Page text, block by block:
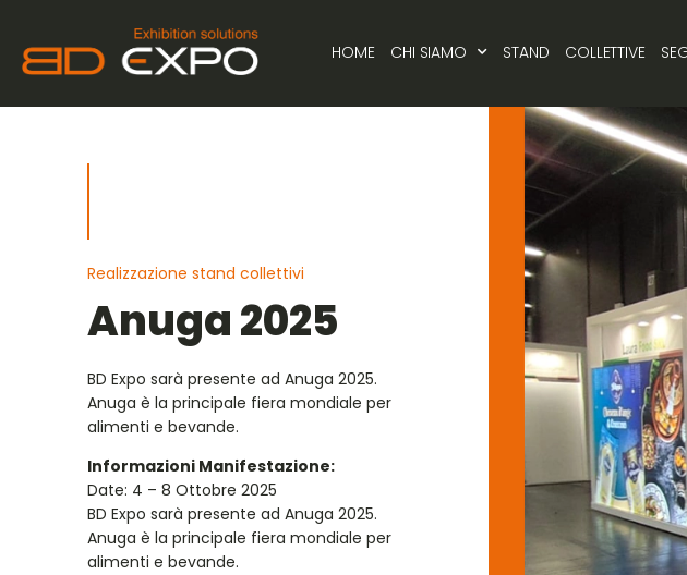
HOME CHI SIAMO STAND COLLETTIVE
Realizzazione stand collettivi
Anuga 2025
BD Expo sarà presente ad Anuga 2025.
Anuga è la principale fiera mondiale per
alimenti e bevande.
Informazioni Manifestazione:
Date: 4 – 8 Ottobre 2025
BD Expo sarà presente ad Anuga 2025.
Anuga è la principale fiera mondiale per
alimenti e bevande.